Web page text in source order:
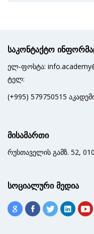
საკონტაქტო
ელ-ფოსტა:
ტელ:
(+995) 579750515
მისამართი
რუსთაველის გამზ. 52,
სოციალური მედია